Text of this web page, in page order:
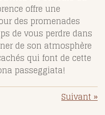
offre une
des promenades
de vous perdre dans
de son atmosphère
qui font de cette
passeggiata!
Suivant»